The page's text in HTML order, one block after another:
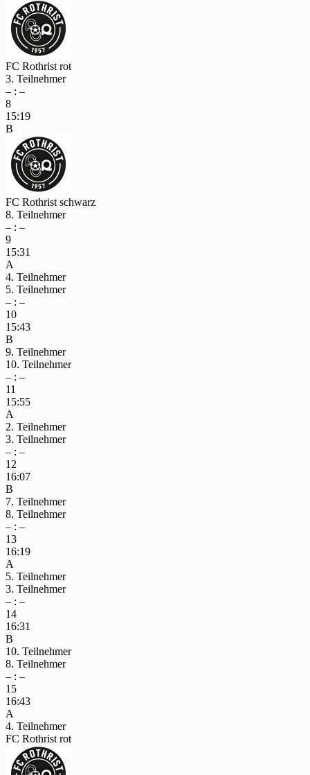
FC Rothrist rot
3. Teilnehmer
– : –
8
15:19
B
FC Rothrist schwarz
8. Teilnehmer
– : –
9
15:31
A
4. Teilnehmer
5. Teilnehmer
– : –
10
15:43
B
9. Teilnehmer
10. Teilnehmer
– : –
11
15:55
A
2. Teilnehmer
3. Teilnehmer
– : –
12
16:07
B
7. Teilnehmer
8. Teilnehmer
– : –
13
16:19
A
5. Teilnehmer
3. Teilnehmer
– : –
14
16:31
B
10. Teilnehmer
8. Teilnehmer
– : –
15
16:43
A
4. Teilnehmer
FC Rothrist rot